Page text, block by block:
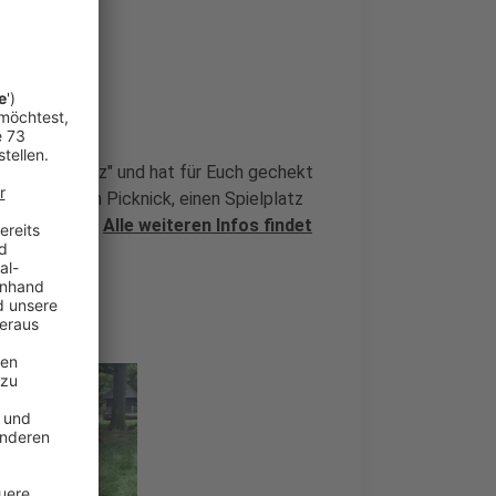
Schweiz" und hat für Euch gechekt
für ein Picknick, einen Spielplatz
streicheln! Alle weiteren Infos findet